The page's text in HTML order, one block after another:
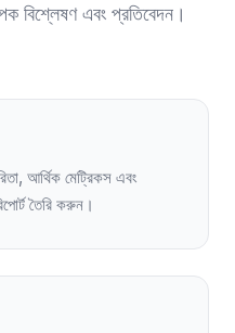
বিশ্লেষণ এবং প্রতিবেদন।
আর্থিক মেট্রিকস এবং
তৈরি করুন।